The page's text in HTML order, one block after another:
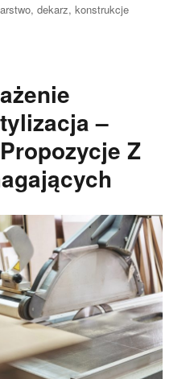
,dekarz,konstrukcje
–
Z